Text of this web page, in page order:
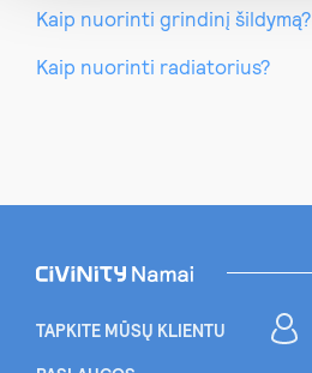
Kaip nuorinti grindinį šildymą?
Kaip nuorinti radiatorius?
TAPKITE MŪSŲ KLIENTU